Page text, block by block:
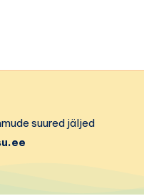
suured jäljed